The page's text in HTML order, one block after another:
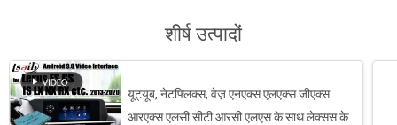
शीर्ष उत्पादों
यूट्यूब, नेटफ्लिक्स, वेज़ एनएक्स एलएक्स जीएक्स
आरएक्स एलसी सीटी आरसी एलएस के साथ लेक्सस के